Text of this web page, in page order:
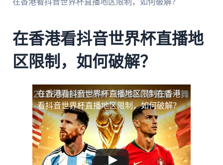
在香港看抖音世界杯直播地区限制，如何破解？
在香港看抖音世界杯直播地
区限制，如何破解？
在香港看抖音世界杯直播地区限制在香港
看抖音世界杯直播地区限制，如何破解？